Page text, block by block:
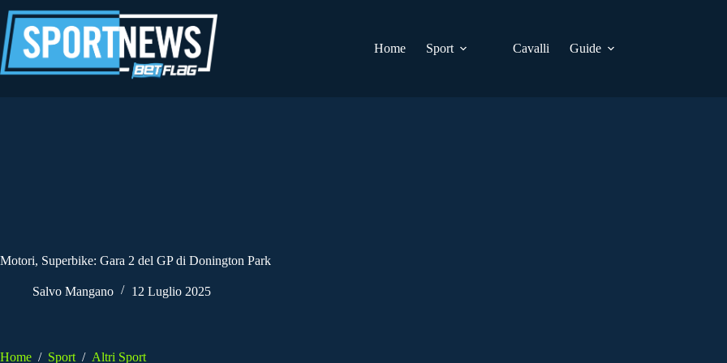
al
contenuto
Home
Sport Cavalli Guide
Motori, Superbike: Gara 2 del GP di Donington Park
Salvo Mangano 12 Luglio 2025
Home / Sport / Altri Sport